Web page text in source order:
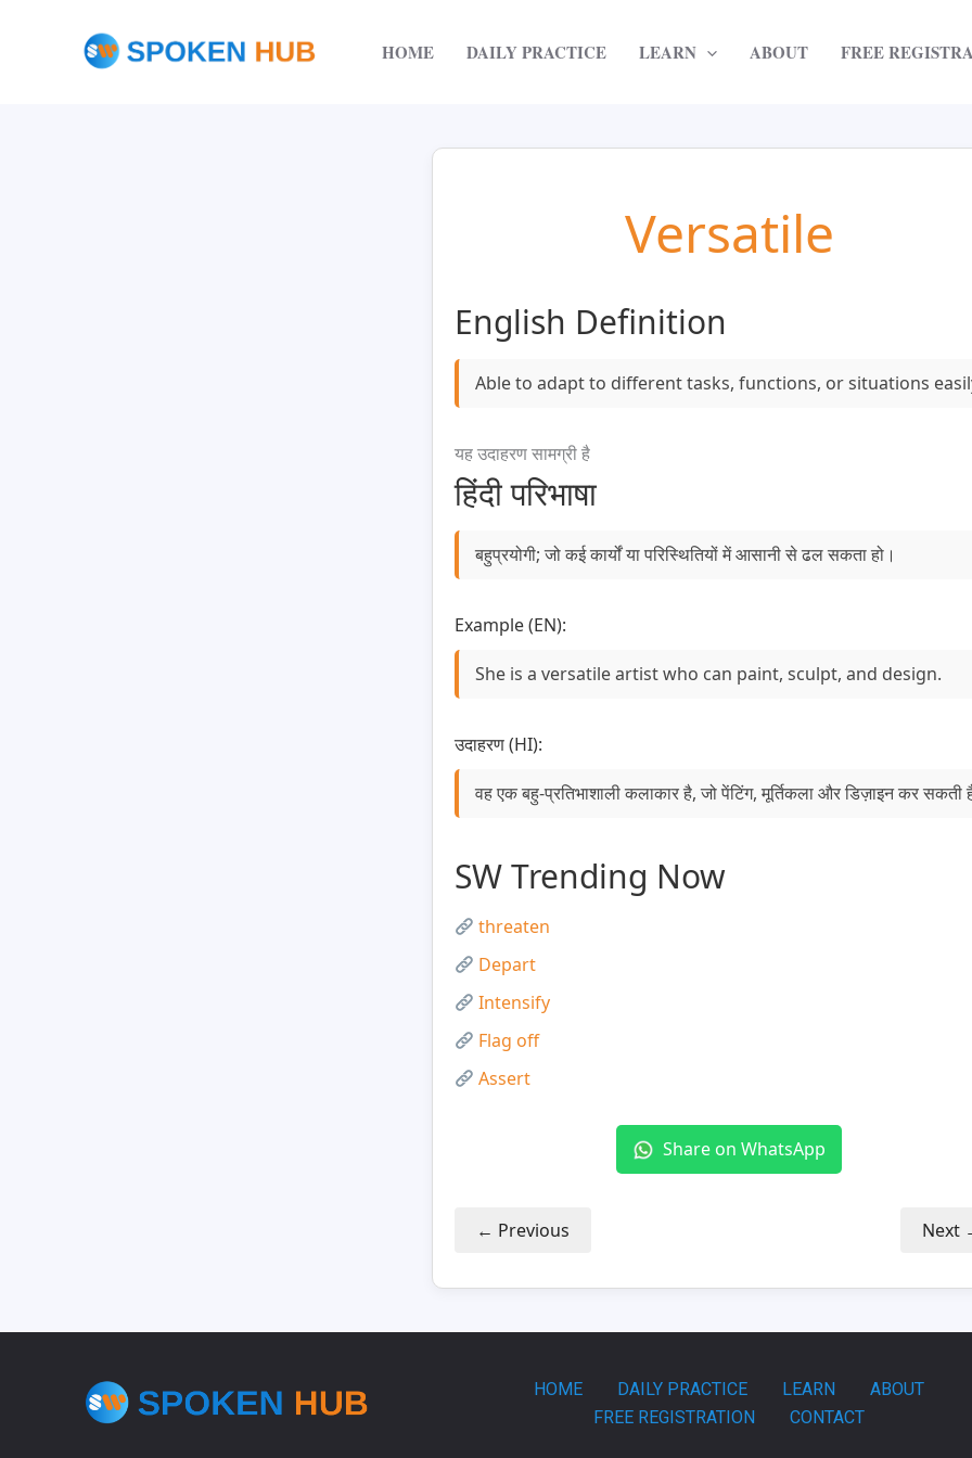
HOME DAILY PRACTICE LEARN ABOUT FREE
Versatile
English Definition
Able to adapt to different tasks, functions, or situations
यह उदाहरण सामग्री है
हिंदी परिभाषा
बहुप्रयोगी; जो कई कार्यों या परिस्थितियों में आसानी से ढल सकता हो।
Example (EN):
She is a versatile artist who can paint, sculpt, and design.
उदाहरण (HI):
वह एक बहु-प्रतिभाशाली कलाकार है, जो पेंटिंग, मूर्तिकला और डिज़ाइन कर सकती
SW Trending Now
threaten
Depart
Intensify
Flag off
Assert
Share on WhatsApp
← Previous Next
HOME DAILY PRACTICE LEARN
ABOUT
FREE REGISTRATION
CONTACT